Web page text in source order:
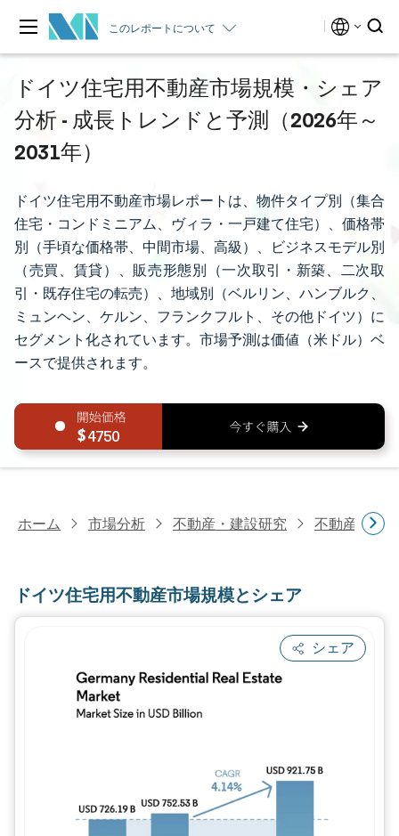
このレポートについて
ドイツ住宅用不動産市場規模・シェア
分析 - 成長トレンドと予測（2026年～
2031年）
ドイツ住宅用不動産市場レポートは、物件タイプ別（集合
住宅・コンドミニアム、ヴィラ・一戸建て住宅）、価格帯
別（手頃な価格帯、中間市場、高級）、ビジネスモデル別
（売買、賃貸）、販売形態別（一次取引・新築、二次取
引・既存住宅の転売）、地域別（ベルリン、ハンブルク、
ミュンヘン、ケルン、フランクフルト、その他ドイツ）に
セグメント化されています。市場予測は価値（米ドル）ベ
ースで提供されます。
4750
ホーム 市場分析 不動産・建設研究 不動産研究
ドイツ住宅用不動産市場規模とシェア
シェア